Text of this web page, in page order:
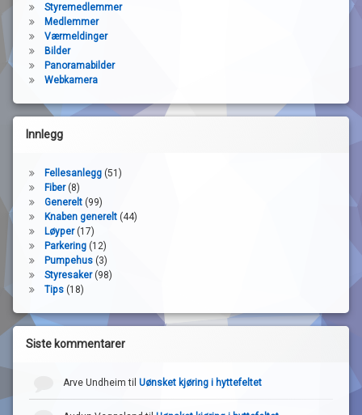
Styremedlemmer
Medlemmer
Værmeldinger
Bilder
Panoramabilder
Webkamera
Innlegg
Fellesanlegg(51)
Fiber(8)
Generelt(99)
Knaben generelt(44)
Løyper(17)
Parkering(12)
Pumpehus(3)
Styresaker(98)
Tips(18)
Siste kommentarer
Arve Undheim til Uønsket kjøring i hyttefeltet